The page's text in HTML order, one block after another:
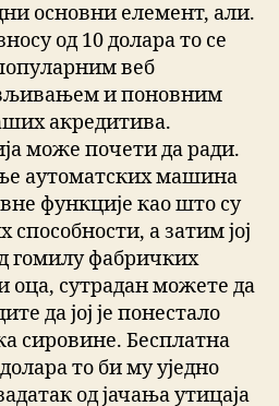
основни елемент, али.
од 10 долара то се
веб
и поновним
акредитива.
може почети да ради.
аутоматских машина
функције као што су
а затим јој
гомилу фабричких
оца, сутрадан можете да
да јој је понестало
сировине. Бесплатна
то би му уједно
од јачања утицаја